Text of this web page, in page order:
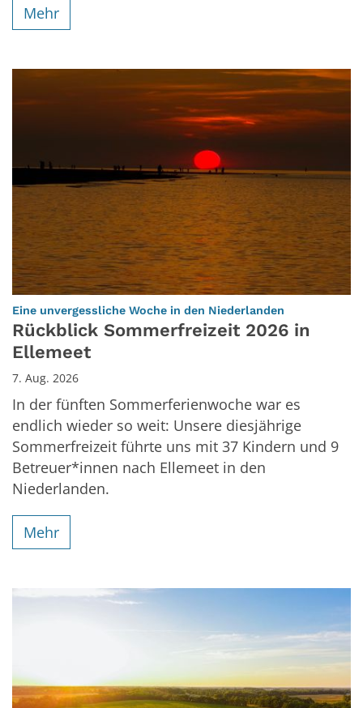
Mehr
Eine unvergessliche Woche in den Niederlanden
Rückblick Sommerfreizeit 2026 in
Ellemeet
7. Aug. 2026
In der fünften Sommerferienwoche war es
endlich wieder so weit: Unsere diesjährige
Sommerfreizeit führte uns mit 37 Kindern und 9
Betreuer*innen nach Ellemeet in den
Niederlanden.
Mehr